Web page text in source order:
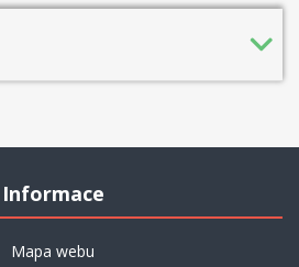
Informace
Mapa webu